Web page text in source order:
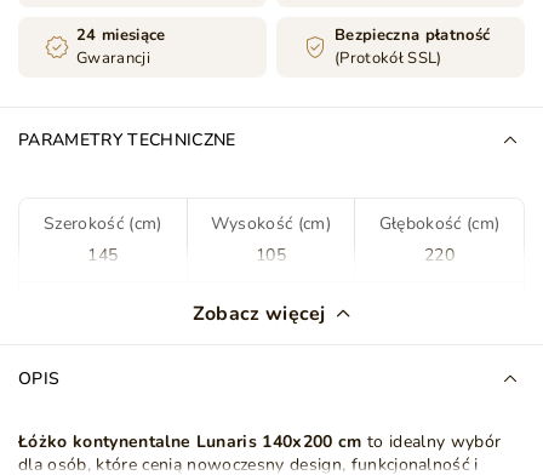
24 miesiące
Gwarancji
Bezpieczna płatność
(Protokół SSL)
PARAMETRY TECHNICZNE
Szerokość (cm)
145
Wysokość (cm)
105
Głębokość (cm)
220
Kremowy
Zobacz więcej
OPIS
Łóżko kontynentalne Lunaris 140x200 cm to idealny wybór
dla osób, które cenią nowoczesny design, funkcjonalność i